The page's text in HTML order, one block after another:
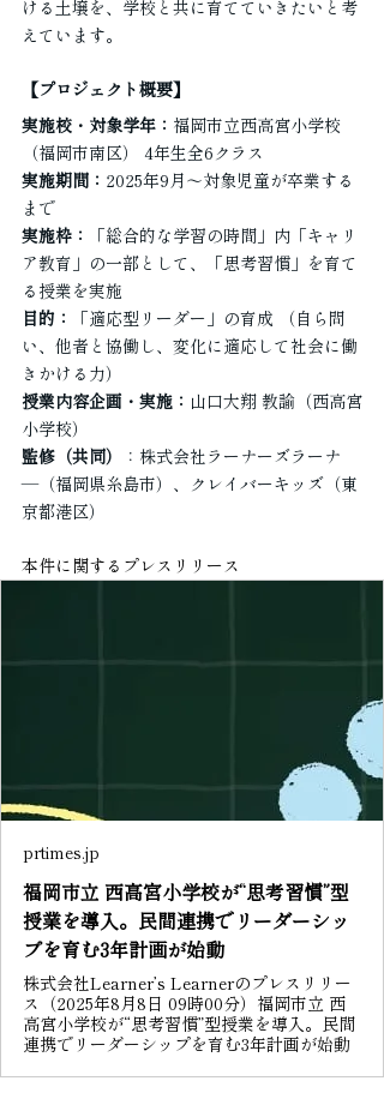
ける土壌を、学校と共に育てていきたいと考
えています。
【プロジェクト概要】
実施校・対象学年： 福岡市立西高宮小学校
（福岡市南区） 4年生全6クラス
実施期間： 2025年9月～対象児童が卒業する
まで
実施枠：
「総合的な学習の時間」内「キャリ
ア教育」の一部として、「思考習慣」を育て
る授業を実施
目的：
「適応型リーダー」の育成 （自ら問
い、他者と協働し、変化に適応して社会に働
きかける力）
授業内容企画・実施： 山口大翔 教諭（西高宮
小学校）
監修（共同）
：株式会社ラーナーズラーナ
―（福岡県糸島市）、クレイバーキッズ（東
京都港区）
本件に関するプレスリリース
prtimes.jp
福岡市立 西高宮小学校が“思考習慣”型
授業を導入。民間連携でリーダーシッ
プを育む3年計画が始動
株式会社Learner’s Learnerのプレスリリー
ス（2025年8月8日 09時00分）福岡市立 西
高宮小学校が“思考習慣”型授業を導入。民間
連携でリーダーシップを育む3年計画が始動